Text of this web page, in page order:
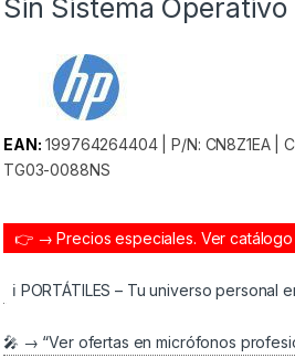
Sin Sistema Operativo
EAN: 199764264404 | P/N: CN8Z1EA |
TG03-0088NS
👉 → Precios especiales. Ver catálogo
ℹ️ PORTÁTILES – Tu universo personal
🎤 → “Ver ofertas en micrófonos